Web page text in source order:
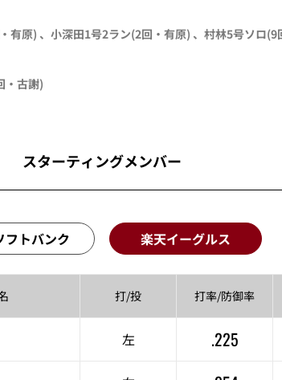
有原) 、 小深田1号2ラン(2回・ 有原) 、 村林5号ソロ(9
・ 古謝)
スターティングメンバー
フトバンク 楽天イーグルス
打/投 打率/防御率
左 .225